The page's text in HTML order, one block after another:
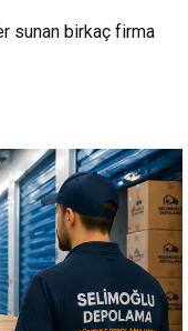
sunan birkaç firma